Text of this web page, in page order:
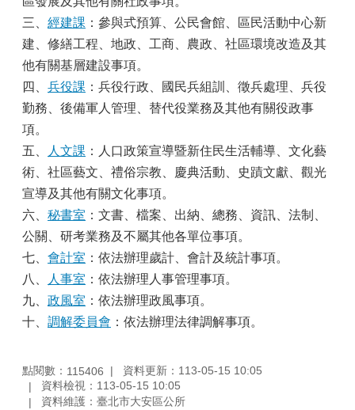
三、 經建課 ：參與式預算、公民會館、區民活動中心新
建、修繕工程、地政、工商、農政、社區環境改造及其
他有關基層建設事項。
四、 兵役課 ：兵役行政、國民兵組訓、徵兵處理、兵役
勤務、後備軍人管理、替代役業務及其他有關役政事
項。
五、
人文課 ：人口政策宣導暨新住民生活輔導、文化藝
術、社區藝文、禮俗宗教、慶典活動、史蹟文獻、觀光
宣導及其他有關文化事項。
六、 秘書室 ：文書、檔案、出納、總務、資訊、法制、
公關、研考業務及不屬其他各單位事項。
七、 會計室 ：依法辦理歲計、會計及統計事項。
八、
人事室 ：依法辦理人事管理事項。
九、 政風室 ：依法辦理政風事項。
十、 調解委員會 ：依法辦理法律調解事項。
點閱數： 115406
資料更新：113-05-15 10:05
資料檢視：113-05-15 10:05
資料維護：臺北市大安區公所